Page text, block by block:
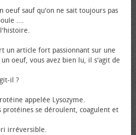
œuf sauf qu'on ne sait toujours pas
….
un article fort passionnant sur une
œuf, vous avez bien lu, il s'agit de
il ?
appelée Lysozyme.
protéines se déroulent, coagulent et
irréversible.